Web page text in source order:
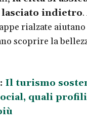
lasciato indietro
rialzate
scoprire la
Il turismo
quali